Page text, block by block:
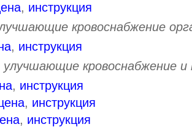
, инструкция
кровоснабжение
, инструкция
кровоснабжение и
, инструкция
, инструкция
, инструкция